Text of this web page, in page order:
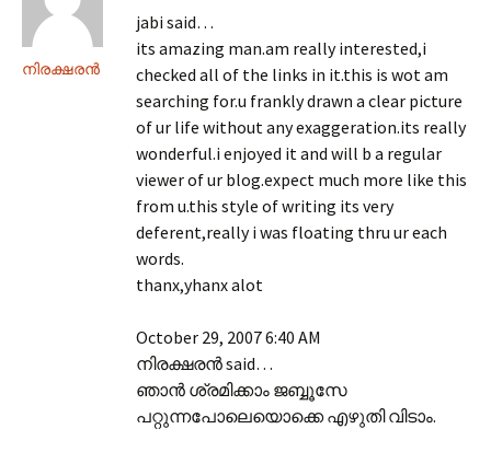
നിരക്ഷരന്‍
jabi said…
its amazing man.am really interested,i
checked all of the links in it.this is wot am
searching for.u frankly drawn a clear picture
of ur life without any exaggeration.its really
wonderful.i enjoyed it and will b a regular
viewer of ur blog.expect much more like this
from u.this style of writing its very
deferent,really i was floating thru ur each
words.
thanx,yhanx alot
October 29, 2007 6:40 AM
നിരക്ഷരന്‍ said…
ഞാന്‍ ശ്രമിക്കാം ജബ്ബൂസേ
പറ്റുന്നപോലെയൊക്കെ എഴുതി വിടാം.